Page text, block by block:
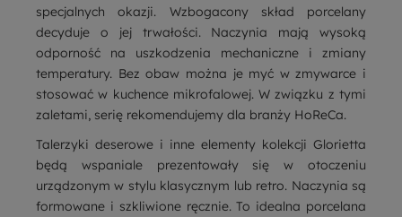
specjalnych okazji. Wzbogacony skład porcelany
decyduje o jej trwałości. Naczynia mają wysoką
odporność na uszkodzenia mechaniczne i zmiany
temperatury. Bez obaw można je myć w zmywarce i
stosować w kuchence mikrofalowej. W związku z tymi
zaletami, serię rekomendujemy dla branży HoReCa.
Talerzyki deserowe i inne elementy kolekcji Glorietta
będą wspaniale prezentowały się w otoczeniu
urządzonym w stylu klasycznym lub retro. Naczynia są
formowane i szkliwione ręcznie. To idealna porcelana